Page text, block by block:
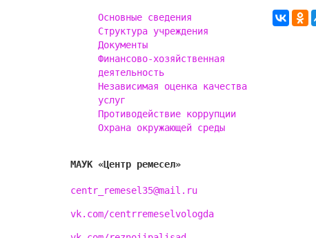
Основные сведения
Структура учреждения
Документы
Финансово-хозяйственная
деятельность
Независимая оценка качества
услуг
Противодействие коррупции
Охрана окружающей среды
МАУК «Центр ремесел»
centr_remesel35@mail.ru
vk.com/centrremeselvologda